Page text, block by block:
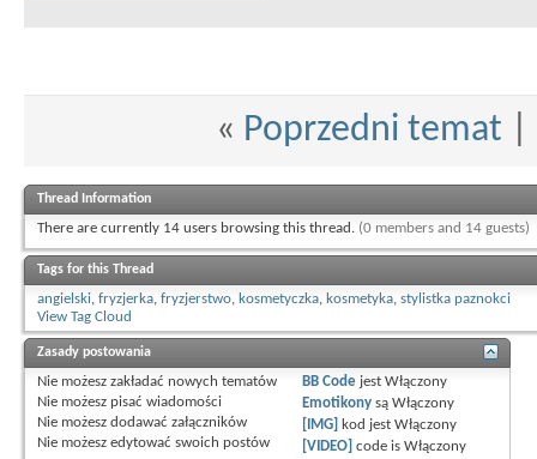
« Poprzedni temat
Thread Information
There are currently 14 users browsing this thread. (0 members and 14 guests)
Tags for this Thread
angielski, fryzjerka, fryzjerstwo, kosmetyczka, kosmetyka, stylistka paznokci
View Tag Cloud
Zasady postowania
Nie możesz zakładać nowych tematów
Nie możesz pisać wiadomości
Nie możesz dodawać załączników
Nie możesz edytować swoich postów
BB Code jestWłączony
Emotikony sąWłączony
[IMG] kod jestWłączony
[VIDEO] code isWłączony